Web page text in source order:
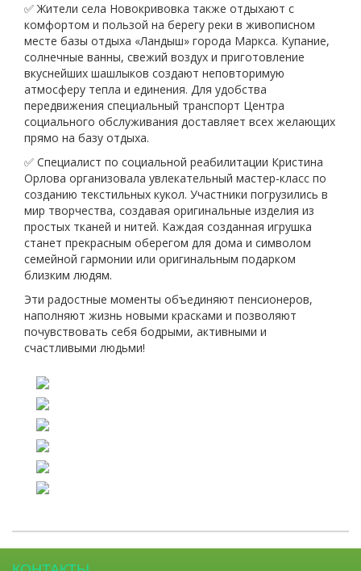
✅ Жители села Новокривовка также отдыхают с
комфортом и пользой на берегу реки в живописном
месте базы отдыха «Ландыш» города Маркса. Купание,
солнечные ванны, свежий воздух и приготовление
вкуснейших шашлыков создают неповторимую
атмосферу тепла и единения. Для удобства
передвижения специальный транспорт Центра
социального обслуживания доставляет всех желающих
прямо на базу отдыха.
✅ Специалист по социальной реабилитации Кристина
Орлова организовала увлекательный мастер-класс по
созданию текстильных кукол. Участники погрузились в
мир творчества, создавая оригинальные изделия из
простых тканей и нитей. Каждая созданная игрушка
станет прекрасным оберегом для дома и символом
семейной гармонии или оригинальным подарком
близким людям.
Эти радостные моменты объединяют пенсионеров,
наполняют жизнь новыми красками и позволяют
почувствовать себя бодрыми, активными и
счастливыми людьми!